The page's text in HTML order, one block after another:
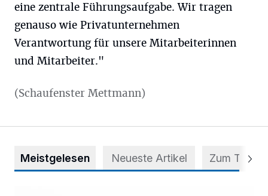
eine zentrale Führungsaufgabe. Wir tragen
genauso wie Privatunternehmen
Verantwortung für unsere Mitarbeiterinnen
und Mitarbeiter."
(Schaufenster Mettmann)
Meistgelesen Neueste Artikel Zum Thema